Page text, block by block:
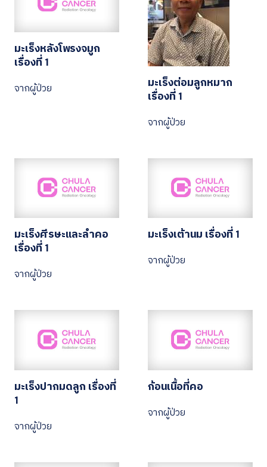
มะเร็งหลังโพรงจมูก
เรื่องที่ 1
จากผู้ป่วย
มะเร็งต่อมลูกหมาก
เรื่องที่ 1
จากผู้ป่วย
มะเร็งศีรษะและลำคอ
เรื่องที่ 1
จากผู้ป่วย
มะเร็งเต้านม เรื่องที่ 1
จากผู้ป่วย
มะเร็งปากมดลูก เรื่องที่
1
จากผู้ป่วย
ก้อนเนื้อที่คอ
จากผู้ป่วย